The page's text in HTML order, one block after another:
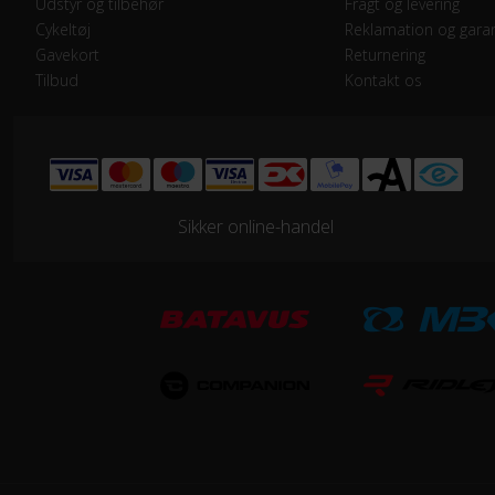
Samlet antal gear 7
Udstyr og tilbehør
Cykeltøj
Gavekort
Tilbud
Fragt og levering
Reklamation og
Returnering
Kontakt os
Sikker online-handel